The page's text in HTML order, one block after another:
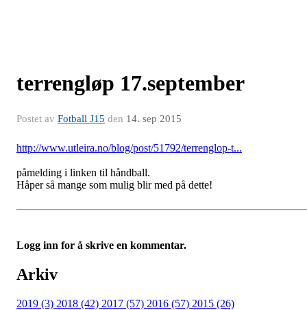
terrengløp 17.september
Postet av Fotball J15 den 14. sep 2015
http://www.utleira.no/blog/post/51792/terrenglop-t...
påmelding i linken til håndball.
Håper så mange som mulig blir med på dette!
Logg inn for å skrive en kommentar.
Arkiv
2019 (3) 2018 (42) 2017 (57) 2016 (57) 2015 (26)